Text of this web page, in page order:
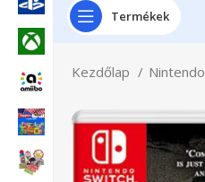
Termékek
Kezdőlap Nintendo